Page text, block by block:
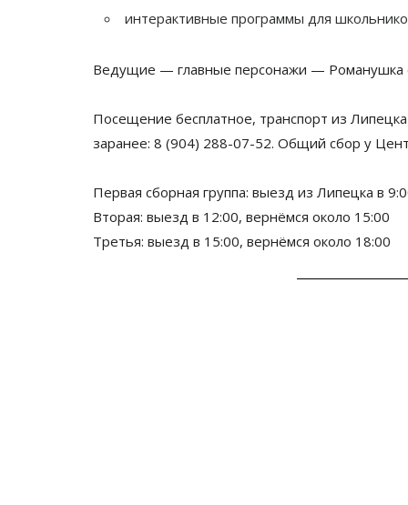
интерактивные программы для
Ведущие — главные персонажи — Романушка
Посещение бесплатное, транспорт из
заранее: 8 (904) 288-07-52. Общий сбор у
Первая сборная группа: выезд из Липецка в
Вторая: выезд в 12:00, вернёмся около 15:00
Третья: выезд в 15:00, вернёмся около 18:00